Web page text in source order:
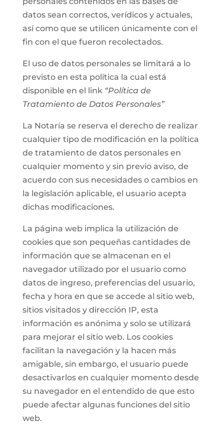
datos sean correctos, verídicos y actuales,
así como que se utilicen únicamente con el
fin con el que fueron recolectados.
El uso de datos personales se limitará a lo
previsto en esta política la cual está
disponible en el link “Política de
Tratamiento de Datos Personales”
La Notaría se reserva el derecho de realizar
cualquier tipo de modificación en la política
de tratamiento de datos personales en
cualquier momento y sin previo aviso, de
acuerdo con sus necesidades o cambios en
la legislación aplicable, el usuario acepta
dichas modificaciones.
La página web implica la utilización de
cookies que son pequeñas cantidades de
información que se almacenan en el
navegador utilizado por el usuario como
datos de ingreso, preferencias del usuario,
fecha y hora en que se accede al sitio web,
sitios visitados y dirección IP, esta
información es anónima y solo se utilizará
para mejorar el sitio web. Los cookies
facilitan la navegación y la hacen más
amigable, sin embargo, el usuario puede
desactivarlos en cualquier momento desde
su navegador en el entendido de que esto
puede afectar algunas funciones del sitio
web.